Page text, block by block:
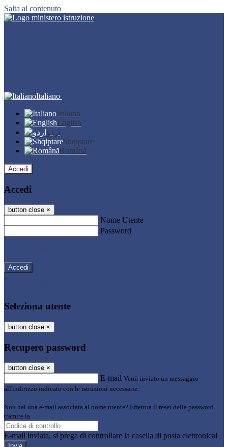
Salta al contenuto
Italiano
Italiano
English
اردو
Shqiptare
Română
Accedi
Accedi
button close ×
Nome Utente
Password
-
Seleziona utente
button close ×
Recupero password
button close ×
E-mail Verrà inviato un messaggio
all'indirizzo indicato con le istruzioni necessarie.
Non hai una e-mail associata al nome utente? Effettua il reset della password
tramite la
E-mail inviata, si prega di controllare la casella di posta elettronica!